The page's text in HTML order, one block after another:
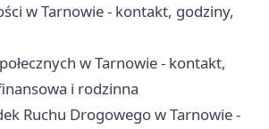
w Tarnowie - kontakt, godziny,
w Tarnowie - kontakt,
i rodzinna
Ruchu Drogowego w Tarnowie -